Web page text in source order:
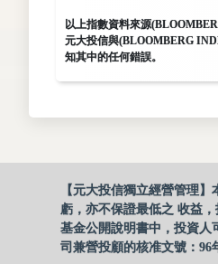
以上指數資料來源
元大投信與(BLOOMBERG
知其中的任何錯誤。
【元大投信獨立經營管理
虧，亦不保證最低之 收益
基金公開說明書中，投資人
司兼營投顧的核准文號：96